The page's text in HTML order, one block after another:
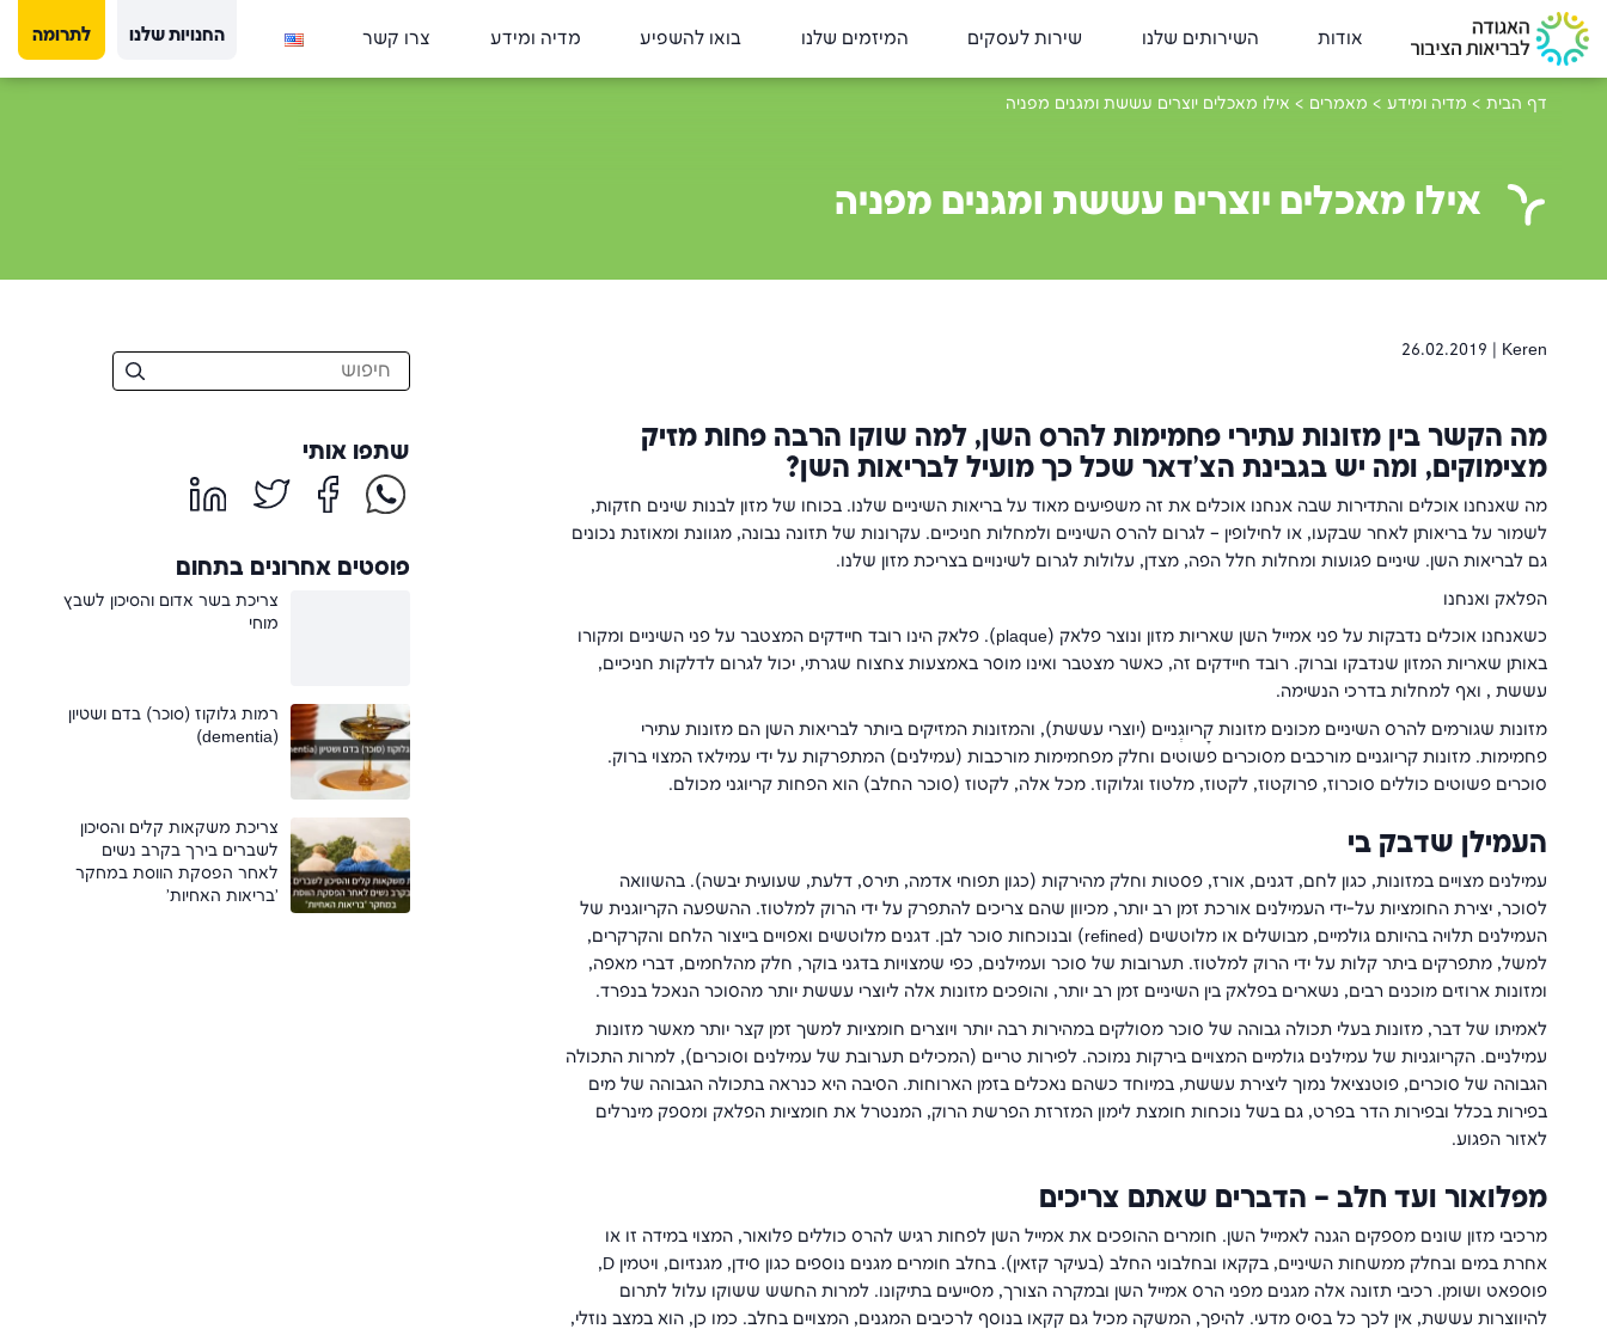
אודות השירותים שלנו שירות לעסקים המיזמים שלנו בואו להשפיע מדיה ומידע צרו קשר החנויות שלנו לתרומה
דף הבית > מדיה ומידע > מאמרים > אילו מאכלים יוצרים עששת ומגנים מפניה
אילו מאכלים יוצרים עששת ומגנים מפניה
Keren |
26.02.2019
מה הקשר בין מזונות עתירי פחמימות להרס השן, למה שוקו הרבה פחות מזיק
מצימוקים, ומה יש בגבינת הצ'דאר שכל כך מועיל לבריאות השן?
מה שאנחנו אוכלים והתדירות שבה אנחנו אוכלים את זה משפיעים מאוד על בריאות השיניים שלנו. בכוחו של מזון לבנות שינים חזקות,
לשמור על בריאותן לאחר שבקעו, או לחילופין – לגרום להרס השיניים ולמחלות חניכיים. עקרונות של תזונה נבונה, מגוונת ומאוזנת נכונים
גם לבריאות השן. שיניים פגועות ומחלות חלל הפה, מצדן, עלולות לגרום לשינויים בצריכת מזון שלנו.
הפלאק ואנחנו
כשאנחנו אוכלים נדבקות על פני אמייל השן שאריות מזון ונוצר פלאק (plaque). פלאק הינו רובד חיידקים המצטבר על פני השיניים ומקורו
באותן שאריות המזון שנדבקו וברוק. רובד חיידקים זה, כאשר מצטבר ואינו מוסר באמצעות צחצוח שגרתי, יכול לגרום לדלקות חניכיים,
עששת , ואף למחלות בדרכי הנשימה.
מזונות שגורמים להרס השיניים מכונים מזונות קָריוגֶניים (יוצרי עששת), והמזונות המזיקים ביותר לבריאות השן הם מזונות עתירי
פחמימות. מזונות קריוגניים מורכבים מסוכרים פשוטים וחלק מפחמימות מורכבות (עמילנים) המתפרקות על ידי עמילאז המצוי ברוק.
סוכרים פשוטים כוללים סוכרוז, פרוקטוז, לקטוז, מלטוז וגלוקוז. מכל אלה, לקטוז (סוכר החלב) הוא הפחות קריוגני מכולם.
העמילן שדבק בי
עמילנים מצויים במזונות, כגון לחם, דגנים, אורז, פסטות וחלק מהירקות (כגון תפוחי אדמה, תירס, דלעת, שעועית יבשה). בהשוואה
לסוכר, יצירת החומציות על-ידי העמילנים אורכת זמן רב יותר, מכיוון שהם צריכים להתפרק על ידי הרוק למלטוז. ההשפעה הקריוגנית של
העמילנים תלויה בהיותם גולמיים, מבושלים או מלוטשים (refined) ובנוכחות סוכר לבן. דגנים מלוטשים ואפויים בייצור הלחם והקרקרים,
למשל, מתפרקים ביתר קלות על ידי הרוק למלטוז. תערובות של סוכר ועמילנים, כפי שמצויות בדגני בוקר, חלק מהלחמים, דברי מאפה,
ומזונות ארוזים מוכנים רבים, נשארים בפלאק בין השיניים זמן רב יותר, והופכים מזונות אלה ליוצרי עששת יותר מהסוכר הנאכל בנפרד.
לאמיתו של דבר, מזונות בעלי תכולה גבוהה של סוכר מסולקים במהירות רבה יותר ויוצרים חומציות למשך זמן קצר יותר מאשר מזונות
עמילניים. הקריוגניות של עמילנים גולמיים המצויים בירקות נמוכה. לפירות טריים (המכילים תערובת של עמילנים וסוכרים), למרות התכולה
הגבוהה של סוכרים, פוטנציאל נמוך ליצירת עששת, במיוחד כשהם נאכלים בזמן הארוחות. הסיבה היא כנראה בתכולה הגבוהה של מים
בפירות בכלל ובפירות הדר בפרט, גם בשל נוכחות חומצת לימון המזרזת הפרשת הרוק, המנטרל את חומציות הפלאק ומספק מינרלים
לאזור הפגוע.
מפלואור ועד חלב – הדברים שאתם צריכים
מרכיבי מזון שונים מספקים הגנה לאמייל השן. חומרים ההופכים את אמייל השן לפחות רגיש להרס כוללים פלואור, המצוי במידה זו או
אחרת במים ובחלק ממשחות השיניים, בקקאו ובחלבוני החלב (בעיקר קזאין). בחלב חומרים מגנים נוספים כגון סידן, מגנזיום, ויטמין D,
פוספאט ושומן. רכיבי תזונה אלה מגנים מפני הרס אמייל השן ובמקרה הצורך, מסייעים בתיקונו. למרות החשש ששוקו עלול לתרום
להיווצרות עששת, אין לכך כל בסיס מדעי. להיפך, המשקה מכיל גם קקאו בנוסף לרכיבים המגנים, המצויים בחלב. כמו כן, הוא במצב נוזלי,
שתפו אותי
פוסטים אחרונים בתחום
צריכת בשר אדום והסיכון לשבץ
מוחי
רמות גלוקוז (סוכר) בדם ושטיון
(dementia)
צריכת משקאות קלים והסיכון
לשברים בירך בקרב נשים
לאחר הפסקת הווסת במחקר
'בריאות האחיות'